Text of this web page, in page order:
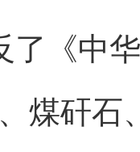
《中华
煤矸